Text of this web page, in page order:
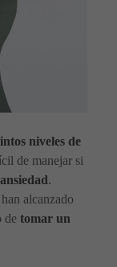
niveles de
de manejar si
.
alcanzado
de tomar un